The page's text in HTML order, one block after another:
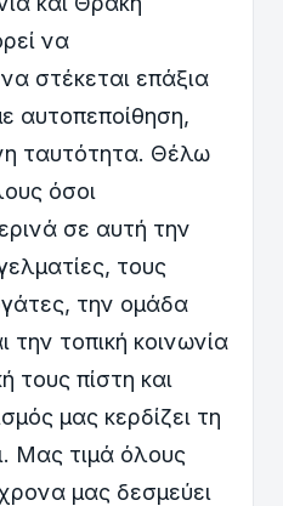
να
στέκεται επάξια
αυτοπεποίθηση,
ταυτότητα. Θέλω
όσοι
σε αυτή την
τους
την ομάδα
την τοπική κοινωνία
τους πίστη και
μας κερδίζει τη
Μας τιμά όλους
μας δεσμεύει